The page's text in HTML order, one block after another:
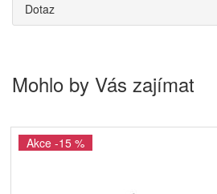
Dotaz
Mohlo by Vás zajímat
Akce -15 %